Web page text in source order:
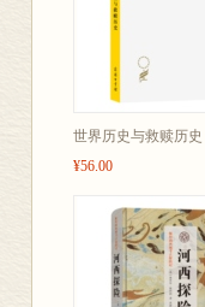
世界历史与救赎历史
¥56.00